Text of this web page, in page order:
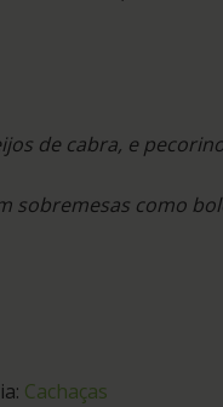
de cabra, e
sobremesas como
Cachaças